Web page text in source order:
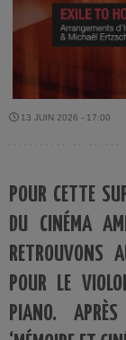
13 JUIN 2026 - 17:00
POUR CETTE
DU CINÉMA
RETROUVONS
POUR LE
PIANO.